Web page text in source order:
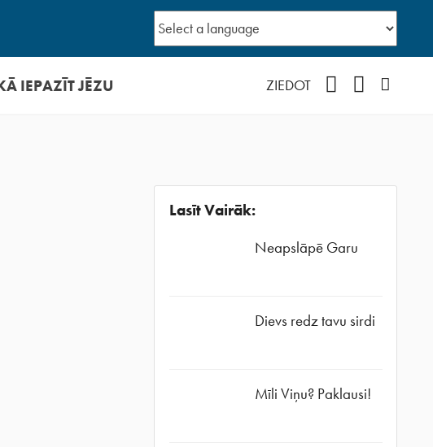
IEPAZĪT JĒZU ZIEDOT FacebookYouTube
Lasīt Vairāk:
Neapslāpē Garu
Dievs redz tavu sirdi
Mīli Viņu? Paklausi!